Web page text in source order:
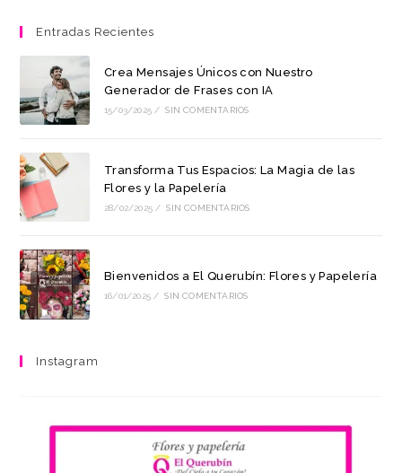
Entradas Recientes
Crea Mensajes Únicos con Nuestro
Generador de Frases con IA
15/03/2025 / SIN COMENTARIOS
Transforma Tus Espacios: La Magia de las
Flores y la Papelería
28/02/2025 / SIN COMENTARIOS
Bienvenidos a El Querubín: Flores y Papelería
16/01/2025 / SIN COMENTARIOS
Instagram